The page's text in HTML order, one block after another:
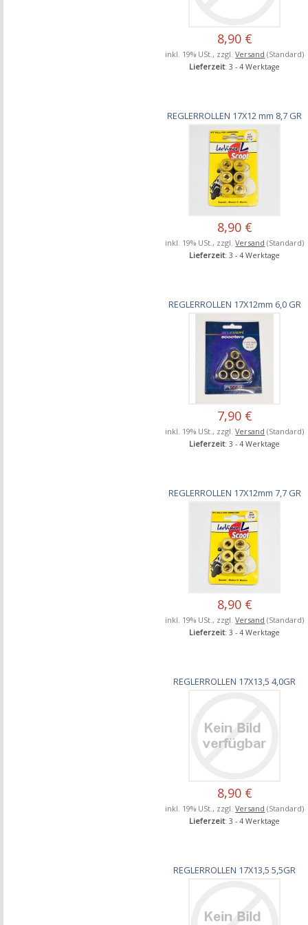
8,90 €
inkl. 19% USt., zzgl.Versand (Standard)
Lieferzeit: 3 - 4 Werktage
REGLERROLLEN 17X12 mm 8,7 GR
8,90 €
inkl. 19% USt., zzgl.Versand (Standard)
Lieferzeit: 3 - 4 Werktage
REGLERROLLEN 17X12mm 6,0 GR
7,90 €
inkl. 19% USt., zzgl.Versand (Standard)
Lieferzeit: 3 - 4 Werktage
REGLERROLLEN 17X12mm 7,7 GR
8,90 €
inkl. 19% USt., zzgl.Versand (Standard)
Lieferzeit: 3 - 4 Werktage
REGLERROLLEN 17X13,5 4,0GR
8,90 €
inkl. 19% USt., zzgl.Versand (Standard)
Lieferzeit: 3 - 4 Werktage
REGLERROLLEN 17X13,5 5,5GR